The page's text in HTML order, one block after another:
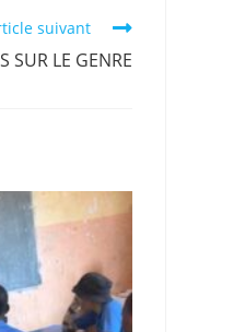
suivant
SUR LE GENRE